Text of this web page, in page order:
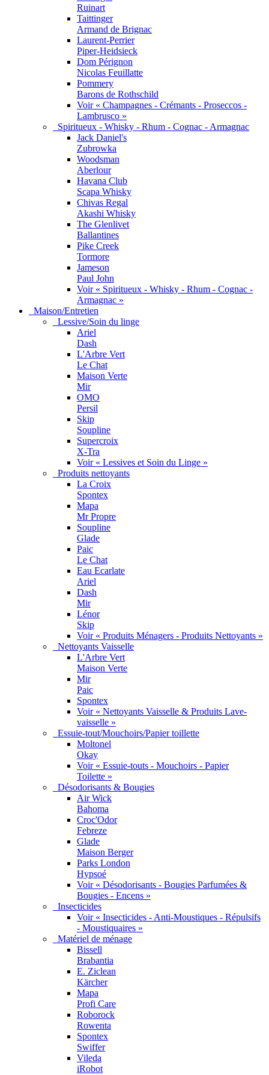
Ruinart
Taittinger
Armand de Brignac
Laurent-Perrier
Piper-Heidsieck
Dom Pérignon
Nicolas Feuillatte
Pommery
Barons de Rothschild
Voir « Champagnes - Crémants - Proseccos -
Lambrusco »
Spiritueux - Whisky - Rhum - Cognac - Armagnac
Jack Daniel's
Zubrowka
Woodsman
Aberlour
Havana Club
Scapa Whisky
Chivas Regal
Akashi Whisky
The Glenlivet
Ballantines
Pike Creek
Tormore
Jameson
Paul John
Voir « Spiritueux - Whisky - Rhum - Cognac -
Armagnac »
Maison/Entretien
Lessive/Soin du linge
Ariel
Dash
L'Arbre Vert
Le Chat
Maison Verte
Mir
OMO
Persil
Skip
Soupline
Supercroix
X-Tra
Voir « Lessives et Soin du Linge »
Produits nettoyants
La Croix
Spontex
Mapa
Mr Propre
Soupline
Glade
Paic
Le Chat
Eau Ecarlate
Ariel
Dash
Mir
Lénor
Skip
Voir « Produits Ménagers - Produits Nettoyants »
Nettoyants Vaisselle
L'Arbre Vert
Maison Verte
Mir
Paic
Spontex
Voir « Nettoyants Vaisselle & Produits Lave-
vaisselle »
Essuie-tout/Mouchoirs/Papier toillette
Moltonel
Okay
Voir « Essuie-touts - Mouchoirs - Papier
Toilette »
Désodorisants & Bougies
Air Wick
Bahoma
Croc'Odor
Febreze
Glade
Maison Berger
Parks London
Hypsoé
Voir « Désodorisants - Bougies Parfumées &
Bougies - Encens »
Insecticides
Voir « Insecticides - Anti-Moustiques - Répulsifs
- Moustiquaires »
Matériel de ménage
Bissell
Brabantia
E. Ziclean
Kärcher
Mapa
Profi Care
Roborock
Rowenta
Spontex
Swiffer
Vileda
iRobot